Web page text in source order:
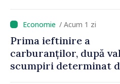
/ Acum 1 zi
Prima ieftinire a
carburanților, după
scumpiri determinat